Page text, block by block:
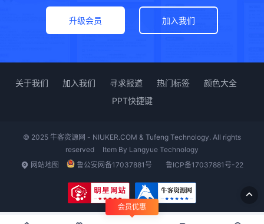
升级会员 加入我们
关于我们 加入我们 寻求报道 热门标签
颜色大全
PPT快捷键
© 2025 牛客资源网 - NIUKER.COM & Tufeng Technology. All rights
reserved
Item By Langyue Technology
网站地图
鲁公安网备17037881号 鲁ICP备17037881号-22
会员优惠